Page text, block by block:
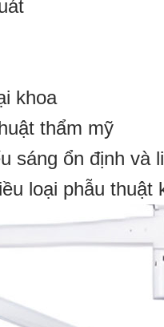
khoa
thẩm mỹ
sáng ổn định và
loại phẫu thuật